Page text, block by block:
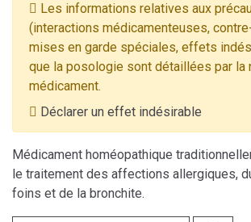
Les informations relatives aux
(interactions médicamenteuses,
mises en garde spéciales, effets
que la posologie sont détaillées par la
médicament.
Déclarer un effet indésirable
Médicament homéopathique
le traitement des affections allergiques,
foins et de la bronchite.